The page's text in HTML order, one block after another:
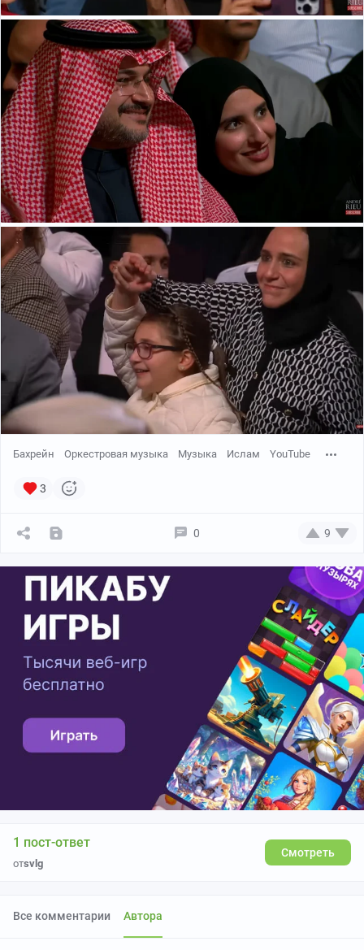
Бахрейн Оркестровая музыка Музыка Ислам YouTube
3
0 9
1 пост-ответ
отsvlg
Смотреть
Все комментарии Автора